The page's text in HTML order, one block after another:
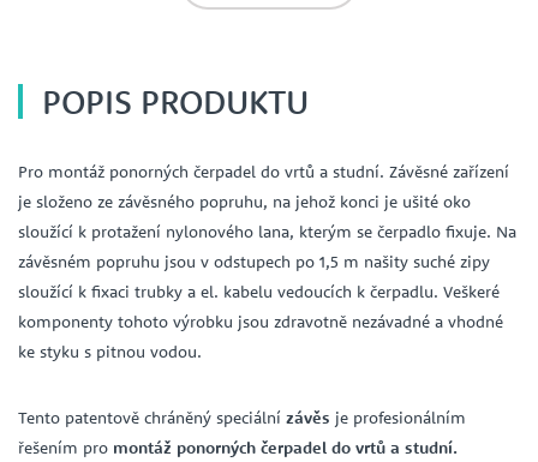
POPIS PRODUKTU
Pro montáž ponorných čerpadel do vrtů a studní. Závěsné zařízení
je složeno ze závěsného popruhu, na jehož konci je ušité oko
sloužící k protažení nylonového lana, kterým se čerpadlo fixuje. Na
závěsném popruhu jsou v odstupech po 1,5 m našity suché zipy
sloužící k fixaci trubky a el. kabelu vedoucích k čerpadlu. Veškeré
komponenty tohoto výrobku jsou zdravotně nezávadné a vhodné
ke styku s pitnou vodou.
Tento patentově chráněný speciální závěs je profesionálním
řešením pro montáž ponorných čerpadel do vrtů a studní.